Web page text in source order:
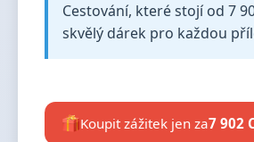
Cestování, které stojí od 7
skvělý dárek pro každou
Koupit zážitek jen za7 902